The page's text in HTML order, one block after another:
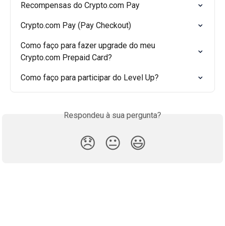
Recompensas do Crypto.com Pay
Crypto.com Pay (Pay Checkout)
Como faço para fazer upgrade do meu
Crypto.com Prepaid Card?
Como faço para participar do Level Up?
Respondeu à sua pergunta?
😞 😐 😃